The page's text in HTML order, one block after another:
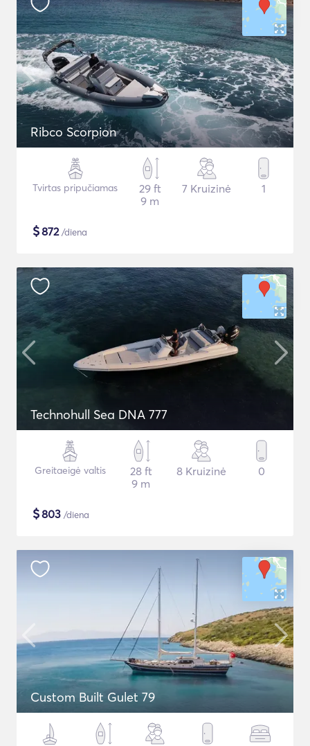
Ribco Scorpion
Tvirtas pripučiamas
29 ft
9 m
7 Kruizinė 1
$872/diena
Technohull Sea DNA 777
Greitaeigė valtis
28 ft
9 m
8 Kruizinė 0
$803 /diena
Custom Built Gulet 79